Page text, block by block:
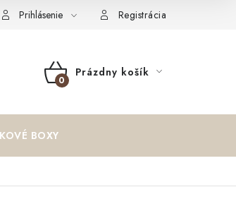
formulár Formulár na odstúpenie od
Prihlásenie Registrácia
NÁKUPNÝ
Prázdny košík
BOXY